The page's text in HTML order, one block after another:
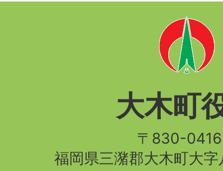
大木町
〒830-
福岡県三潴郡大木町大